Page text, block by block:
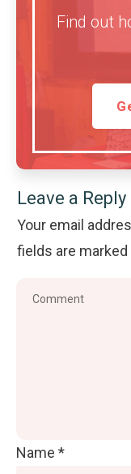
Find out
Leave a Reply
Your email
fields are marked
Name *